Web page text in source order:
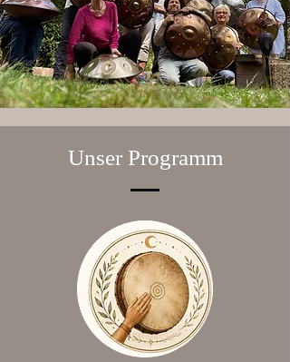
Unser Programm